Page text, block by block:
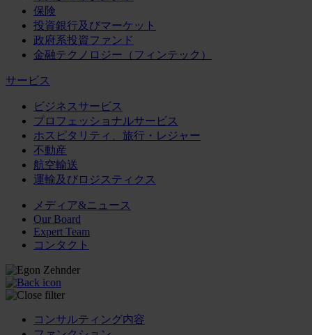
保険
投資銀行及びマーケット
政府系投資ファンド
金融テクノロジー（フィンテック）
サービス
ビジネスサービス
プロフェッショナルサービス
ホスピタリティ、旅行・レジャー
不動産
航空輸送
運輸及びロジスティクス
メディア&ニュース
Our Board
Expert Team
コンタクト
コンサルティング内容